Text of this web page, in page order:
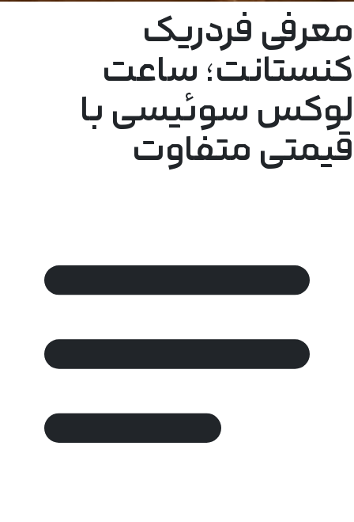
معرفی فردریک
کنستانت؛ ساعت
لوکس سوئیسی با
قیمتی متفاوت